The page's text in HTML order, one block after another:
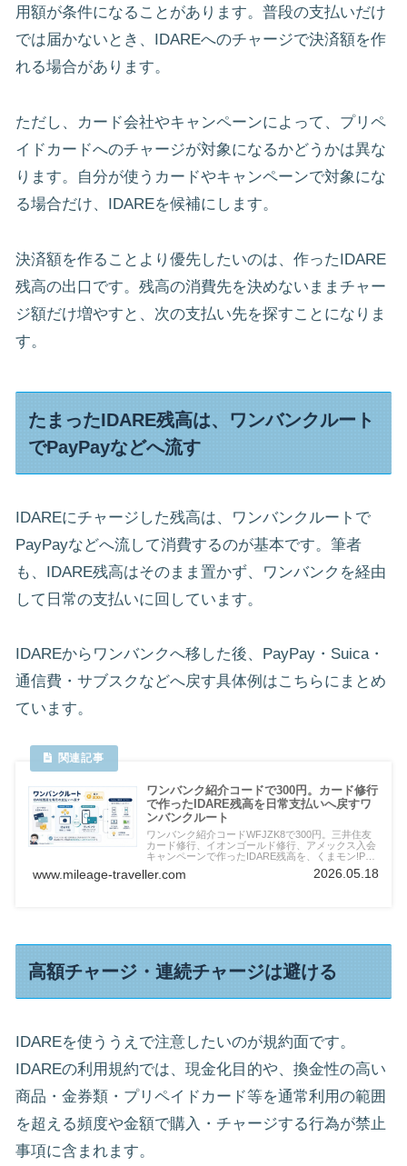
用額が条件になることがあります。普段の支払いだけ
では届かないとき、IDAREへのチャージで決済額を作
れる場合があります。
ただし、カード会社やキャンペーンによって、プリペ
イドカードへのチャージが対象になるかどうかは異な
ります。自分が使うカードやキャンペーンで対象にな
る場合だけ、IDAREを候補にします。
決済額を作ることより優先したいのは、作ったIDARE
残高の出口です。残高の消費先を決めないままチャー
ジ額だけ増やすと、次の支払い先を探すことになりま
す。
たまったIDARE残高は、ワンバンクルート
でPayPayなどへ流す
IDAREにチャージした残高は、ワンバンクルートで
PayPayなどへ流して消費するのが基本です。筆者
も、IDARE残高はそのまま置かず、ワンバンクを経由
して日常の支払いに回しています。
IDAREからワンバンクへ移した後、PayPay・Suica・
通信費・サブスクなどへ戻す具体例はこちらにまとめ
ています。
ワンバンク紹介コードで300円。カード修行
で作ったIDARE残高を日常支払いへ戻すワ
ンバンクルート
ワンバンク紹介コードWFJZK8で300円。三井住友
カード修行、イオンゴールド修行、アメックス入会
キャンペーンで作ったIDARE残高を、くまモン!Pay
経由のPayPay、Suica、公共料金、保険、病院、駐
車場、ネット注文へ戻すワンバンクルートを実体験
www.mileage-traveller.com 2026.05.18
高額チャージ・連続チャージは避ける
IDAREを使ううえで注意したいのが規約面です。
IDAREの利用規約では、現金化目的や、換金性の高い
商品・金券類・プリペイドカード等を通常利用の範囲
を超える頻度や金額で購入・チャージする行為が禁止
事項に含まれます。